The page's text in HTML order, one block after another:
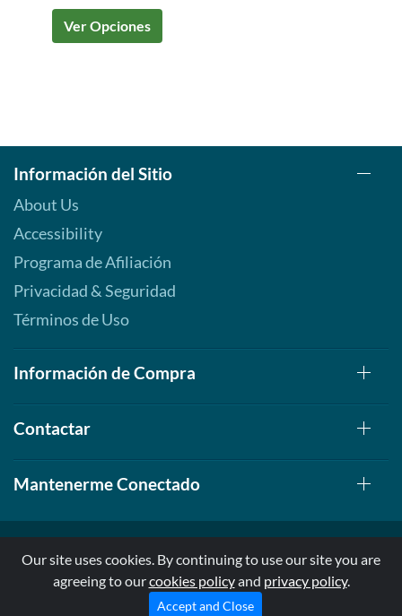
Ver Opciones
Información del Sitio
About Us
Accessibility
Programa de Afiliación
Privacidad & Seguridad
Términos de Uso
Información de Compra
Contactar
Mantenerme Conectado
© 1999-2026, AllStarHealth.com | All Rights Reserved
* Estas declaraciones no han sido evaluadas por la FDA
Our site uses cookies. By continuing to use our site you are
agreeing to ourcookies policyand privacy policy.
Accept and Close